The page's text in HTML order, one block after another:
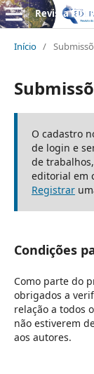
Revista
Início /
O cadastro
de login e
de
editorial em
Registrar
Condições
Como parte do
obrigados a
relação a todos
não estiverem
aos autores.